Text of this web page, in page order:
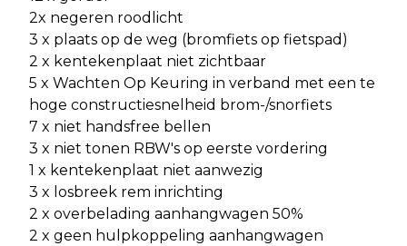
2x negeren roodlicht
3 x plaats op de weg (bromfiets op fietspad)
2 x kentekenplaat niet zichtbaar
5 x Wachten Op Keuring in verband met een te
hoge constructiesnelheid brom-/snorfiets
7 x niet handsfree bellen
3 x niet tonen RBW's op eerste vordering
1 x kentekenplaat niet aanwezig
3 x losbreek rem inrichting
2 x overbelading aanhangwagen 50%
2 x geen hulpkoppeling aanhangwagen